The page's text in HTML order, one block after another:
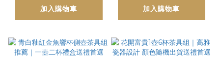
加入購物車
加入購物車